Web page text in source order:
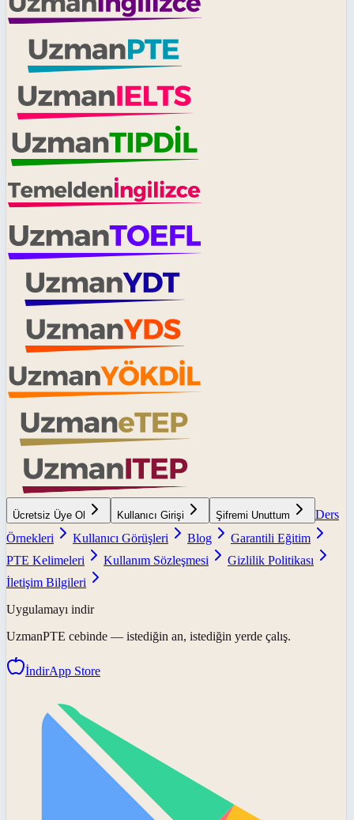
Ücretsiz Üye Ol Kullanıcı Girişi Şifremi Unuttum
Ders
Örnekleri
Kullanıcı Görüşleri Blog
Garantili Eğitim
PTE Kelimeleri
Kullanım Sözleşmesi
Gizlilik Politikası
İletişim Bilgileri
Uygulamayı indir
UzmanPTE cebinde — istediğin an, istediğin yerde çalış.
İndirApp Store